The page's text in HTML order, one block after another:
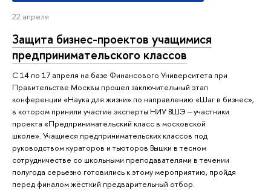
22 апреля
Защита бизнес-проектов учащимися
предпринимательского классов
С 14 по 17 апреля на базе Финансового Университета при
Правительстве Москвы прошел заключительный этап
конференции «Наука для жизни» по направлению «Шаг в бизнес»,
в котором приняли участие эксперты НИУ ВШЭ – участники
проекта «Предпринимательский класс в московской
школе». Учащиеся предпринимательских классов под
руководством кураторов и тьюторов Вышки в тесном
сотрудничестве со школьными преподавателями в течении
полугода серьезно готовились к этому мероприятию, пройдя
перед финалом жёсткий предварительный отбор.